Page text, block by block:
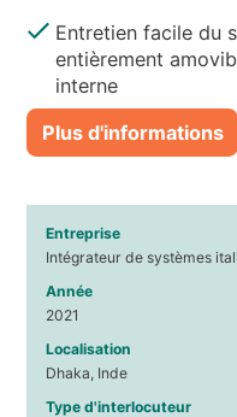
Entretien facile du
entièrement
interne
Plus d'informations
Entreprise
Intégrateur de systèmes
Année
2021
Localisation
Dhaka, Inde
Type d'interlocuteur